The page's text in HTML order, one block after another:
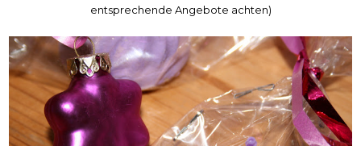
entsprechende Angebote achten)